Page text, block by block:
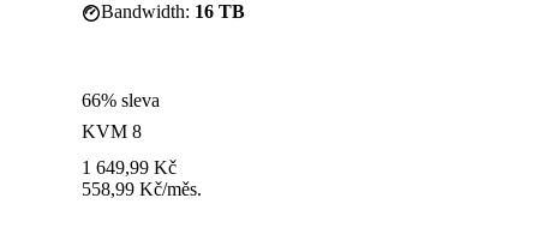
Bandwidth: 16 TB
66% sleva
KVM 8
1 649,99 Kč
558,99 Kč/měs.